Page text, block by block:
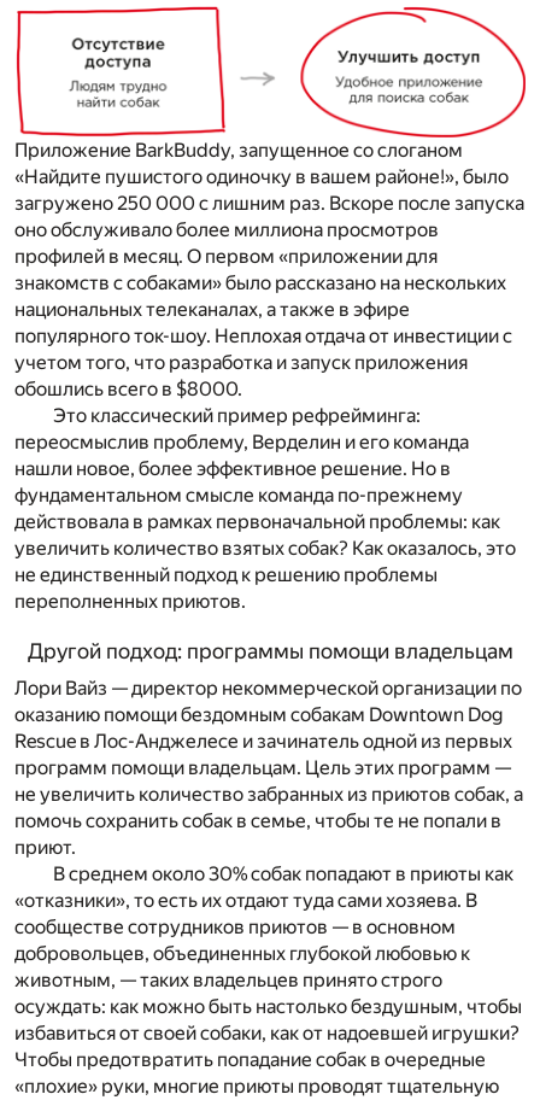
Приложение BarkBuddy, запущенное со слоганом
«Найдите пушистого одиночку в вашем районе!», было
загружено 250 000 с лишним раз. Вскоре после запуска
оно обслуживало более миллиона просмотров
профилей в месяц. О первом «приложении для
знакомств с собаками» было рассказано на нескольких
национальных телеканалах, а также в эфире
популярного ток-шоу. Неплохая отдача от инвестиции с
учетом того, что разработка и запуск приложения
обошлись всего в $8000.
Это классический пример рефрейминга:
переосмыслив проблему, Верделин и его команда
нашли новое, более эффективное решение. Но в
фундаментальном смысле команда по-прежнему
действовала в рамках первоначальной проблемы: как
увеличить количество взятых собак? Как оказалось, это
не единственный подход к решению проблемы
переполненных приютов.
Другой подход: программы помощи владельцам
Лори Вайз — директор некоммерческой организации по
оказанию помощи бездомным собакам Downtown Dog
Rescue в Лос-Анджелесе и зачинатель одной из первых
программ помощи владельцам. Цель этих программ —
не увеличить количество забранных из приютов собак, а
помочь сохранить собак в семье, чтобы те не попали в
приют.
В среднем около 30% собак попадают в приюты как
«отказники», то есть их отдают туда сами хозяева. В
сообществе сотрудников приютов — в основном
добровольцев, объединенных глубокой любовью к
животным, — таких владельцев принято строго
осуждать: как можно быть настолько бездушным, чтобы
избавиться от своей собаки, как от надоевшей игрушки?
Чтобы предотвратить попадание собак в очередные
«плохие» руки, многие приюты проводят тщательную